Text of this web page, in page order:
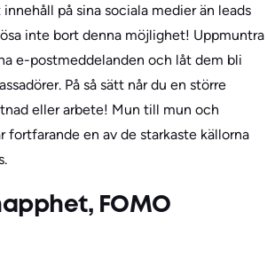
på sina sociala medier än leads
inte bort denna möjlighet! Uppmuntra
e-postmeddelanden och låt dem bli
På så sätt når du en större
eller arbete! Mun till mun och
fortfarande en av de starkaste källorna
FOMO